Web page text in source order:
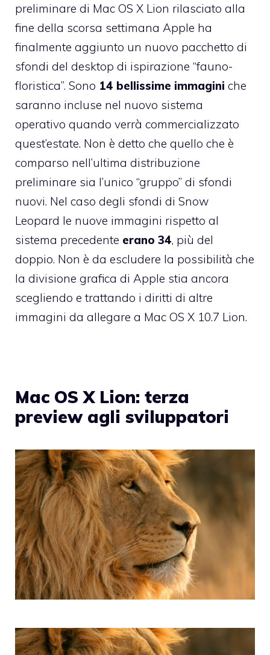
preliminare di Mac OS X Lion rilasciato alla
fine della scorsa settimana Apple ha
finalmente aggiunto un nuovo pacchetto di
sfondi del desktop di ispirazione “fauno-
floristica”. Sono 14 bellissime immagini che
saranno incluse nel nuovo sistema
operativo quando verrà commercializzato
quest’estate. Non è detto che quello che è
comparso nell’ultima distribuzione
preliminare sia l’unico “gruppo” di sfondi
nuovi. Nel caso degli sfondi di Snow
Leopard le nuove immagini rispetto al
sistema precedente erano 34, più del
doppio. Non è da escludere la possibilità che
la divisione grafica di Apple stia ancora
scegliendo e trattando i diritti di altre
immagini da allegare a Mac OS X 10.7 Lion.
Mac OS X Lion: terza
preview agli sviluppatori